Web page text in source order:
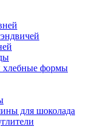
хлебные формы
для шоколада